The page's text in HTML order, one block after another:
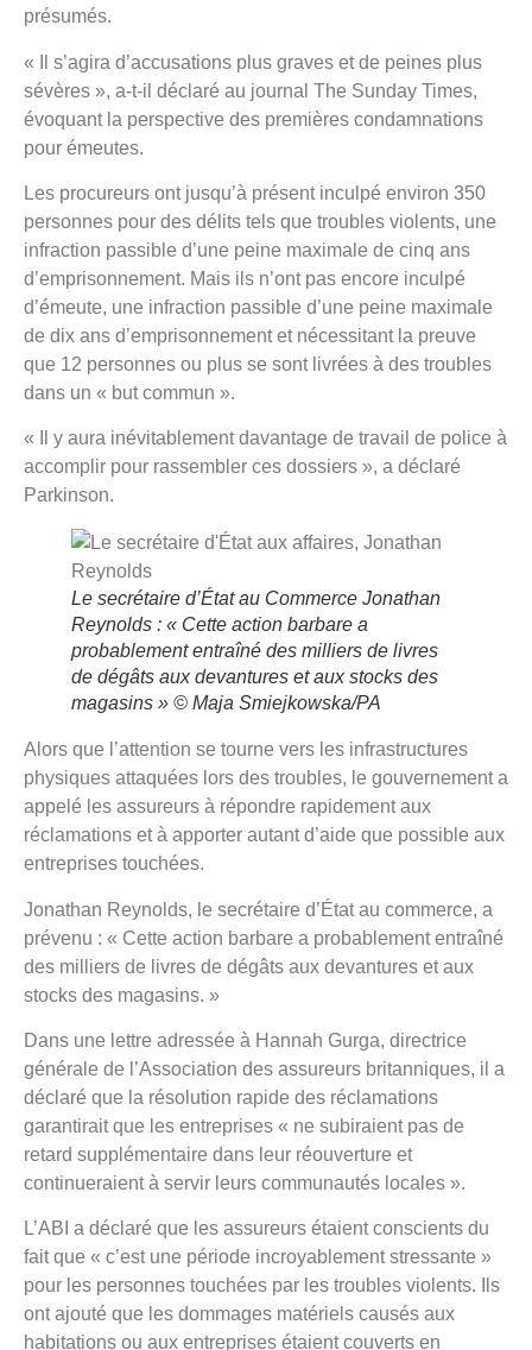
présumés.
« Il s’agira d’accusations plus graves et de peines plus
sévères », a-t-il déclaré au journal The Sunday Times,
évoquant la perspective des premières condamnations
pour émeutes.
Les procureurs ont jusqu’à présent inculpé environ 350
personnes pour des délits tels que troubles violents, une
infraction passible d’une peine maximale de cinq ans
d’emprisonnement. Mais ils n’ont pas encore inculpé
d’émeute, une infraction passible d’une peine maximale
de dix ans d’emprisonnement et nécessitant la preuve
que 12 personnes ou plus se sont livrées à des troubles
dans un « but commun ».
« Il y aura inévitablement davantage de travail de police à
accomplir pour rassembler ces dossiers », a déclaré
Parkinson.
Le secrétaire d’État au Commerce Jonathan
Reynolds : « Cette action barbare a
probablement entraîné des milliers de livres
de dégâts aux devantures et aux stocks des
magasins » © Maja Smiejkowska/PA
Alors que l’attention se tourne vers les infrastructures
physiques attaquées lors des troubles, le gouvernement a
appelé les assureurs à répondre rapidement aux
réclamations et à apporter autant d’aide que possible aux
entreprises touchées.
Jonathan Reynolds, le secrétaire d’État au commerce, a
prévenu : « Cette action barbare a probablement entraîné
des milliers de livres de dégâts aux devantures et aux
stocks des magasins. »
Dans une lettre adressée à Hannah Gurga, directrice
générale de l’Association des assureurs britanniques, il a
déclaré que la résolution rapide des réclamations
garantirait que les entreprises « ne subiraient pas de
retard supplémentaire dans leur réouverture et
continueraient à servir leurs communautés locales ».
L’ABI a déclaré que les assureurs étaient conscients du
fait que « c’est une période incroyablement stressante »
pour les personnes touchées par les troubles violents. Ils
ont ajouté que les dommages matériels causés aux
habitations ou aux entreprises étaient couverts en